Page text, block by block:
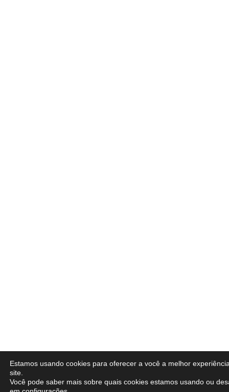
Estamos usando cookies para oferecer a você a melhor
site.
Você pode saber mais sobre quais cookies estamos usando ou